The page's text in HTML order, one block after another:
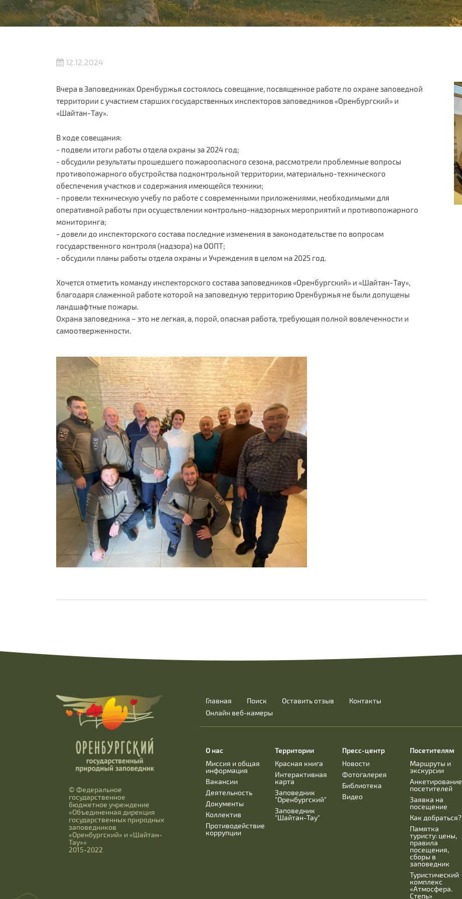
12.12.2024
Вчера в Заповедниках Оренбуржья состоялось совещание, посвященное работе по охране заповедной
территории с участием старших государственных инспекторов заповедников «Оренбургский» и
«Шайтан-Тау».
В ходе совещания:
- подвели итоги работы отдела охраны за 2024 год;
- обсудили результаты прошедшего пожароопасного сезона, рассмотрели проблемные вопросы
противопожарного обустройства подконтрольной территории, материально-технического
обеспечения участков и содержания имеющейся техники;
- провели техническую учебу по работе с современными приложениями, необходимыми для
оперативной работы при осуществлении контрольно-надзорных мероприятий и противопожарного
мониторинга;
- довели до инспекторского состава последние изменения в законодательстве по вопросам
государственного контроля (надзора) на ООПТ;
- обсудили планы работы отдела охраны и Учреждения в целом на 2025 год.
Хочется отметить команду инспекторского состава заповедников «Оренбургский» и «Шайтан-Тау»,
благодаря слаженной работе которой на заповедную территорию Оренбуржья не были допущены
ландшафтные пожары.
Охрана заповедника – это не легкая, а, порой, опасная работа, требующая полной вовлеченности и
самоотверженности.
© Федеральное
государственное
бюджетное учреждение
«Объединенная дирекция
государственных природных
заповедников
«Оренбургский» и «Шайтан-
Тау»»
2015-2022
Главная Поиск Оставить отзыв
Контакты
Онлайн веб-камеры
О нас
Миссия и общая
информация
Вакансии
Деятельность
Документы
Коллектив
Противодействие
коррупции
Территории
Красная книга
Интерактивная
карта
Заповедник
"Оренбургский"
Заповедник
"Шайтан-Тау"
Пресс-центр
Новости
Фотогалерея
Библиотека
Видео
Посетителям
Маршруты и
экскурсии
Анкетирование
посетителей
Заявка на
посещение
Как добраться?
Памятка
туристу: цены,
правила
посещения,
сборы в
заповедник
Туристический
комплекс
«Атмосфера.
Степь»